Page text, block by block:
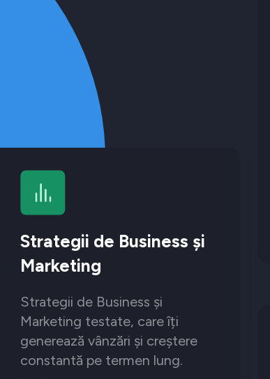
Strategii de Business și
Marketing
Strategii de Business și
Marketing testate, care îți
generează vânzări și creștere
constantă pe termen lung.